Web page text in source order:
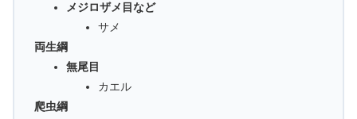
メジロザメ目など
サメ
両生綱
無尾目
カエル
爬虫綱